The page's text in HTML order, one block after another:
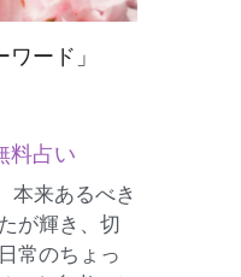
ード」
料占い